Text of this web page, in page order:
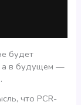
будет
а в будущем —
что PCR-